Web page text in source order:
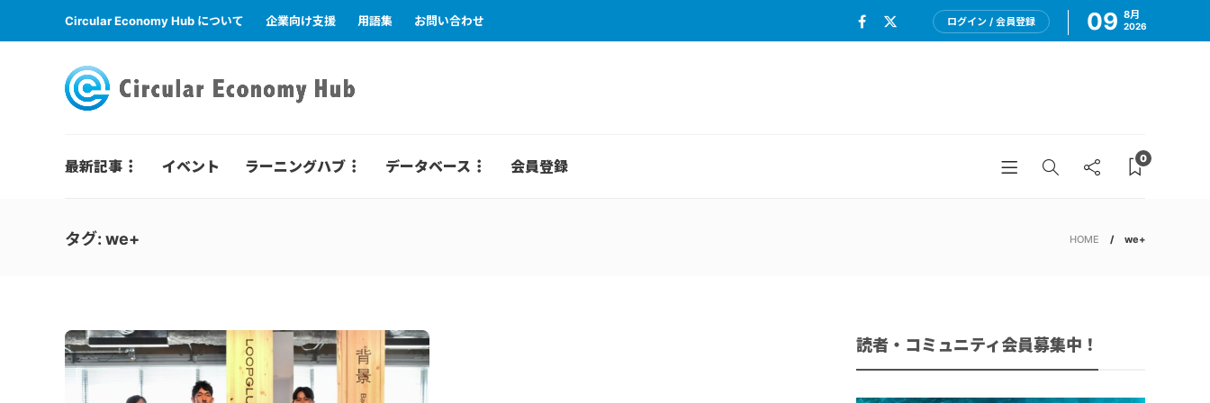
Circular Economy Hub について 企業向け支援 用語集 お問い合わせ ログイン / 会員登録 09 8月
2026
最新記事 イベント ラーニングハブ データベース 会員登録 0
タグ: we+ HOME we+
読者・コミュニティ会員募集中！